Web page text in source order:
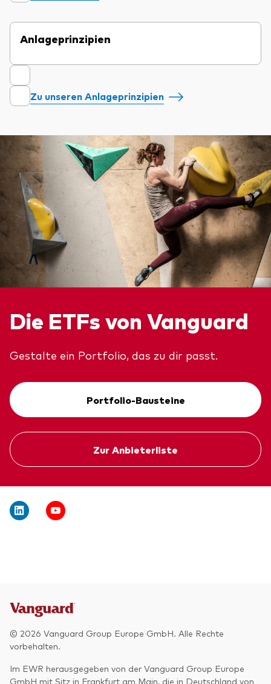
Anlageprinzipien
Zu unseren Anlageprinzipien
Die ETFs von Vanguard
Gestalte ein Portfolio, das zu dir passt.
Portfolio-Bausteine
Zur Anbieterliste
© 2026 Vanguard Group Europe GmbH. Alle Rechte
vorbehalten.
Im EWR herausgegeben von der Vanguard Group Europe
GmbH mit Sitz in Frankfurt am Main, die in Deutschland von